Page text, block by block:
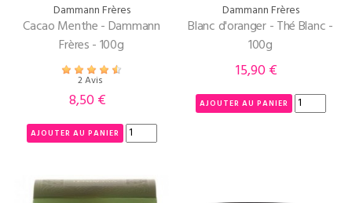
Dammann Frères
Cacao Menthe - Dammann
Frères - 100g
2 Avis
Prix
8,50 €
AJOUTER AU PANIER
Dammann Frères
Blanc d'oranger - Thé Blanc -
100g
Prix
15,90 €
AJOUTER AU PANIER